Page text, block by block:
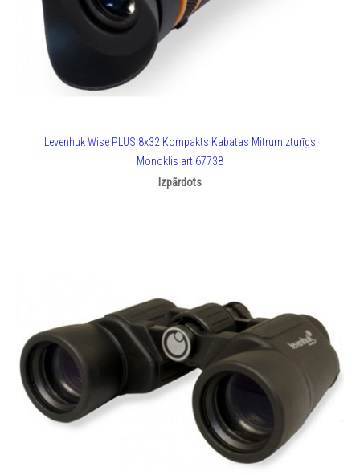
Levenhuk Wise PLUS 8x32 Kompakts Kabatas Mitrumizturīgs
Monoklis art.67738
Izpārdots